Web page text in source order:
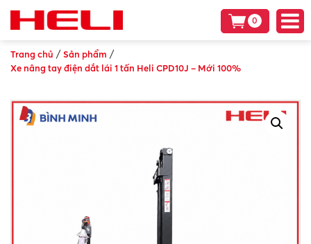
0
Trang chủ /Sản phẩm /
Xe nâng tay điện dắt lái 1 tấn Heli CPD10J – Mới 100%